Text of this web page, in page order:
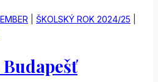
ŠKOLSKÝ ROK 2024/25